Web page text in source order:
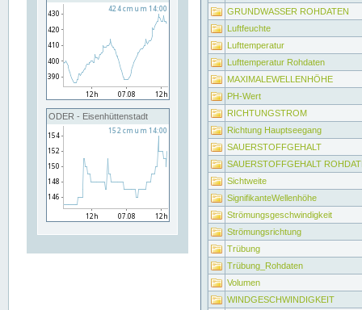
ODER - Eisenhüttenstadt
GRUNDWASSER ROHDATEN
Luftfeuchte
Lufttemperatur
Lufttemperatur Rohdaten
MAXIMALEWELLENHÖHE
PH-Wert
RICHTUNGSTROM
Richtung Hauptseegang
SAUERSTOFFGEHALT
SAUERSTOFFGEHALT
Sichtweite
SignifikanteWellenhöhe
Strömungsgeschwindigkeit
Strömungsrichtung
Trübung
Trübung_Rohdaten
Volumen
WINDGESCHWINDIGKEIT